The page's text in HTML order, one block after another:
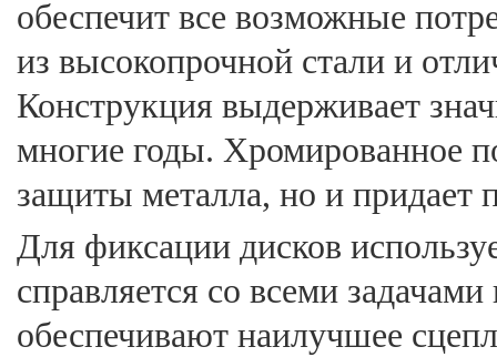
обеспечит все возможные
из высокопрочной стали и
Конструкция выдерживает
многие годы. Хромированное
защиты металла, но и придает
Для фиксации дисков
справляется со всеми
обеспечивают наилучшее